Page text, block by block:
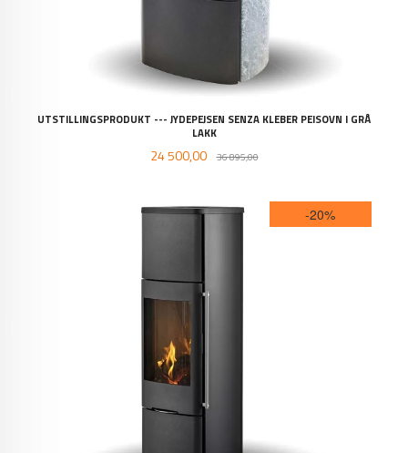
UTSTILLINGSPRODUKT --- JYDEPEJSEN SENZA KLEBER PEISOVN I GRÅ
LAKK
Tilbud
24 500,00 36 895,00Rabatt
-20%